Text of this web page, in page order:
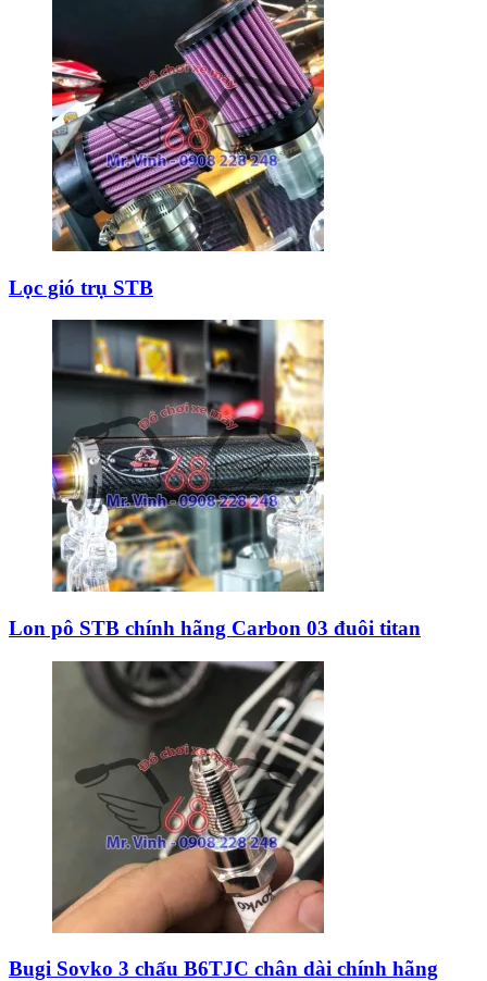
Lọc gió trụ STB
Lon pô STB chính hãng Carbon 03 đuôi titan
Bugi Sovko 3 chấu B6TJC chân dài chính hãng